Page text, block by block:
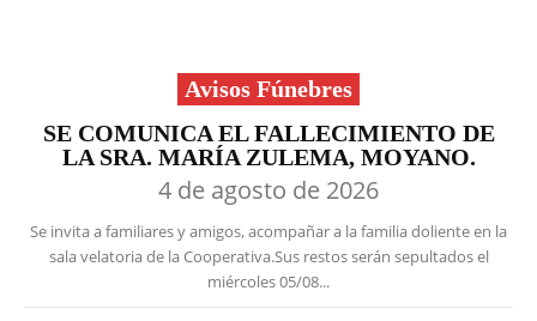
Avisos Fúnebres
SE COMUNICA EL FALLECIMIENTO DE
LA SRA. MARÍA ZULEMA, MOYANO.
4 de agosto de 2026
Se invita a familiares y amigos, acompañar a la familia doliente en la
sala velatoria de la Cooperativa.Sus restos serán sepultados el
miércoles 05/08...